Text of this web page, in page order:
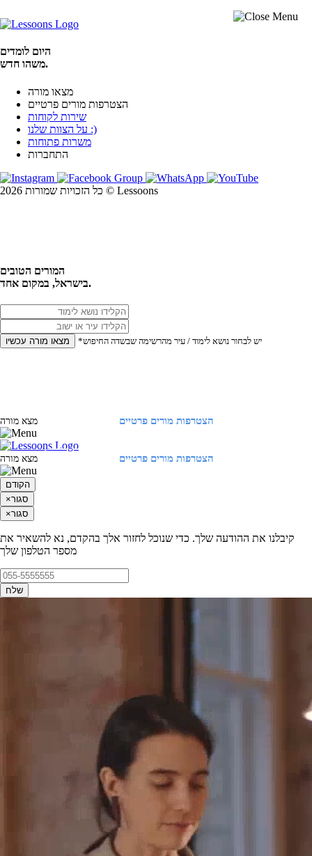
היום לומדים
משהו חדש.
מצאו מורה
הצטרפות מורים פרטיים
שירות לקוחות
על הצוות שלנו :)
משרות פתוחות
התחברות
כל הזכויות שמורות 2026 © Lessoons
המורים הטובים
בישראל, במקום אחד.
מצאו מורה עכשיו *יש לבחור נושא לימוד / עיר מהרשימה שבשדה החיפוש
הצטרפות מורים פרטיים מצא מורה
הצטרפות מורים פרטיים מצא מורה
הקודם
×סגור
×סגור
קיבלנו את ההודעה שלך. כדי שנוכל לחזור אלך בהקדם, נא להשאיר את
מספר הטלפון שלך
שלח